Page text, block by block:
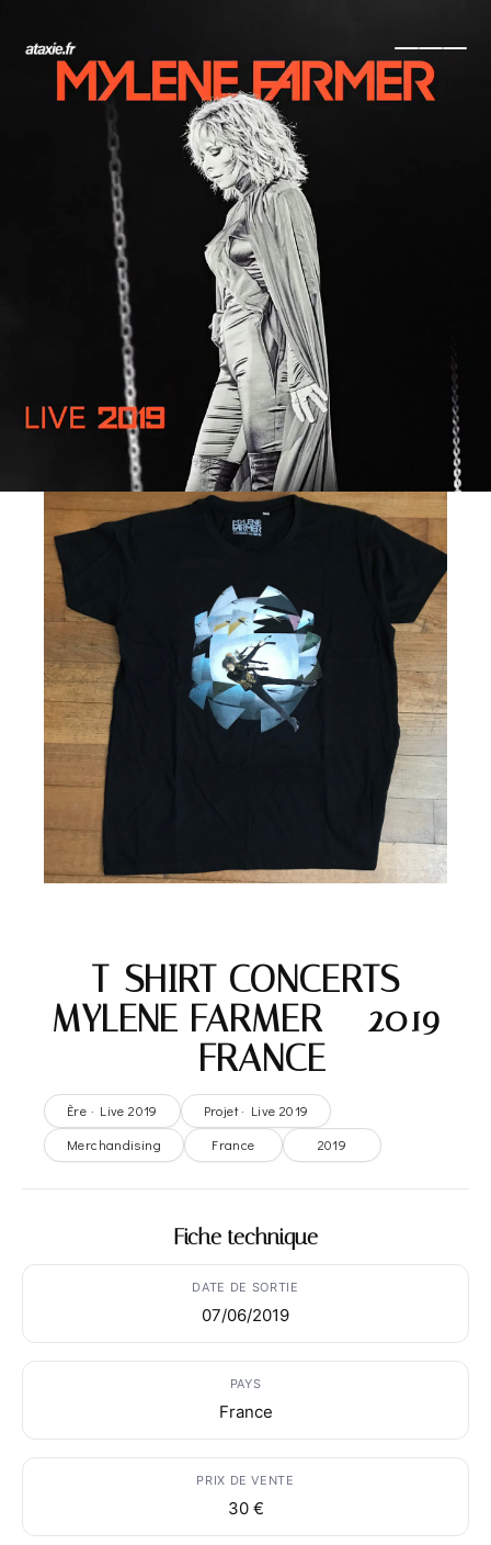
← Retour
Ajouter à ma collection Ajouter à ma wishlist
Comparer cet objet Voir ma collection
T-SHIRT CONCERTS
MYLENE FARMER – 2019
– FRANCE
Ère · Live 2019
Projet · Live 2019
Merchandising
France 2019
Fiche technique
DATE DE SORTIE
07/06/2019
PAYS
France
PRIX DE VENTE
30 €